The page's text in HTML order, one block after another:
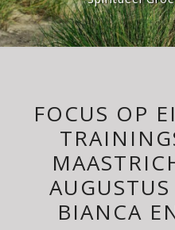
FOCUS OP
BIANCA